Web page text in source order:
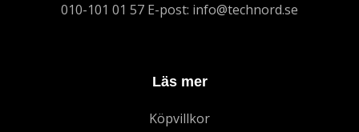
010-101 01 57 E-post: info@technord.se
Läs mer
Köpvillkor